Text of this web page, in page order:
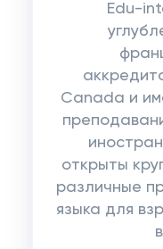
Edu-
Canada и
открыты
различные
языка для